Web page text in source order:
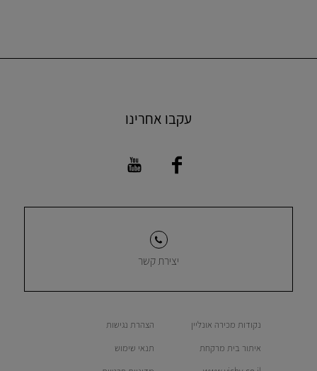
עקבו אחרינו
יצירת קשר
הצהרת נגישות
תנאי שימוש
נקודות מכירה אונליין
איתור בית מרקחת